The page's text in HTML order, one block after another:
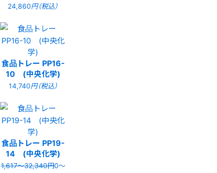
24,860円（税込）
食品トレー PP16-
10 (中央化学)
14,740円（税込）
食品トレー PP19-
14 (中央化学)
1,617〜32,340円0〜